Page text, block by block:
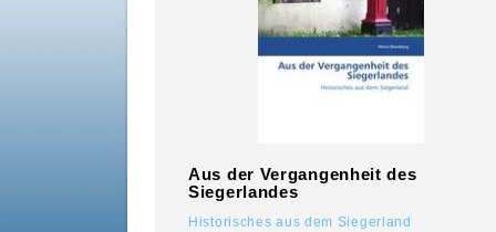
Aus der Vergangenheit des
Siegerlandes
Historisches aus dem Siegerland